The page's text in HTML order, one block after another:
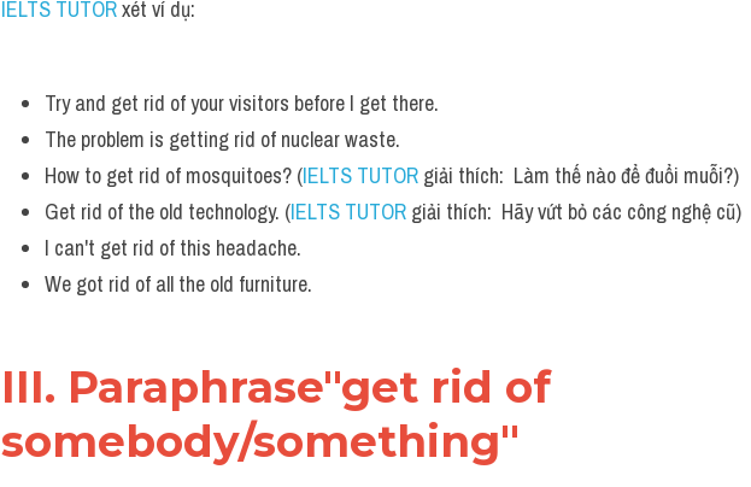
IELTS TUTOR xét ví dụ:
Try and get rid of your visitors before I get there.
The problem is getting rid of nuclear waste.
How to get rid of mosquitoes? (IELTS TUTOR giải thích:  Làm thế nào để đuổi muỗi?)
Get rid of the old technology. (IELTS TUTOR giải thích:  Hãy vứt bỏ các công nghệ cũ)
I can't get rid of this headache.
We got rid of all the old furniture.
III. Paraphrase"get rid of
somebody/something"